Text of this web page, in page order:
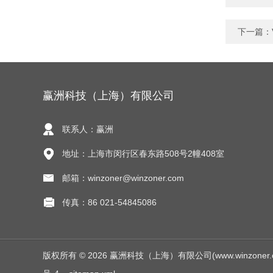
下一篇：
赢洲科技（上海）有限公司
联系人：赢洲
地址：上海市闵行区春东路508号2幢408室
邮箱：winzoner@winzoner.com
传真：86 021-54845086
版权所有 © 2026 赢洲科技（上海）有限公司